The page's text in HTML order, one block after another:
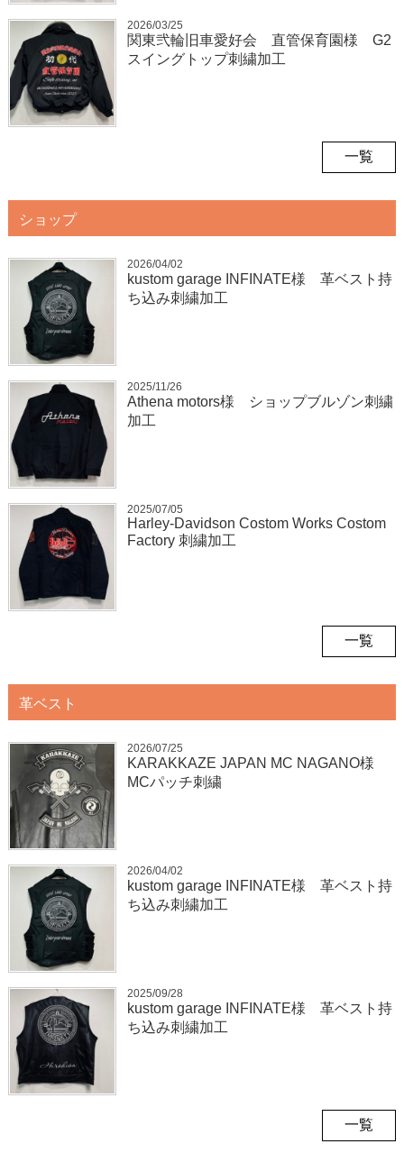
2026/03/25
関東弐輪旧車愛好会 直管保育園様 G2
スイングトップ刺繍加工
一覧
ショップ
2026/04/02
kustom garage INFINATE様 革ベスト持
ち込み刺繍加工
2025/11/26
Athena motors様 ショップブルゾン刺繍
加工
2025/07/05
Harley-Davidson Costom Works Costom
Factory 刺繍加工
一覧
革ベスト
2026/07/25
KARAKKAZE JAPAN MC NAGANO様
MCパッチ刺繍
2026/04/02
kustom garage INFINATE様 革ベスト持
ち込み刺繍加工
2025/09/28
kustom garage INFINATE様 革ベスト持
ち込み刺繍加工
一覧